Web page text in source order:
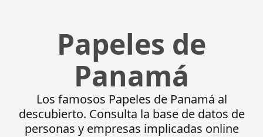
Papeles de
Panamá
Los famosos Papeles de Panamá al
descubierto. Consulta la base de datos de
personas y empresas implicadas online